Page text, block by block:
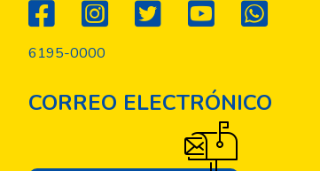
6195-0000
CORREO ELECTRÓNICO